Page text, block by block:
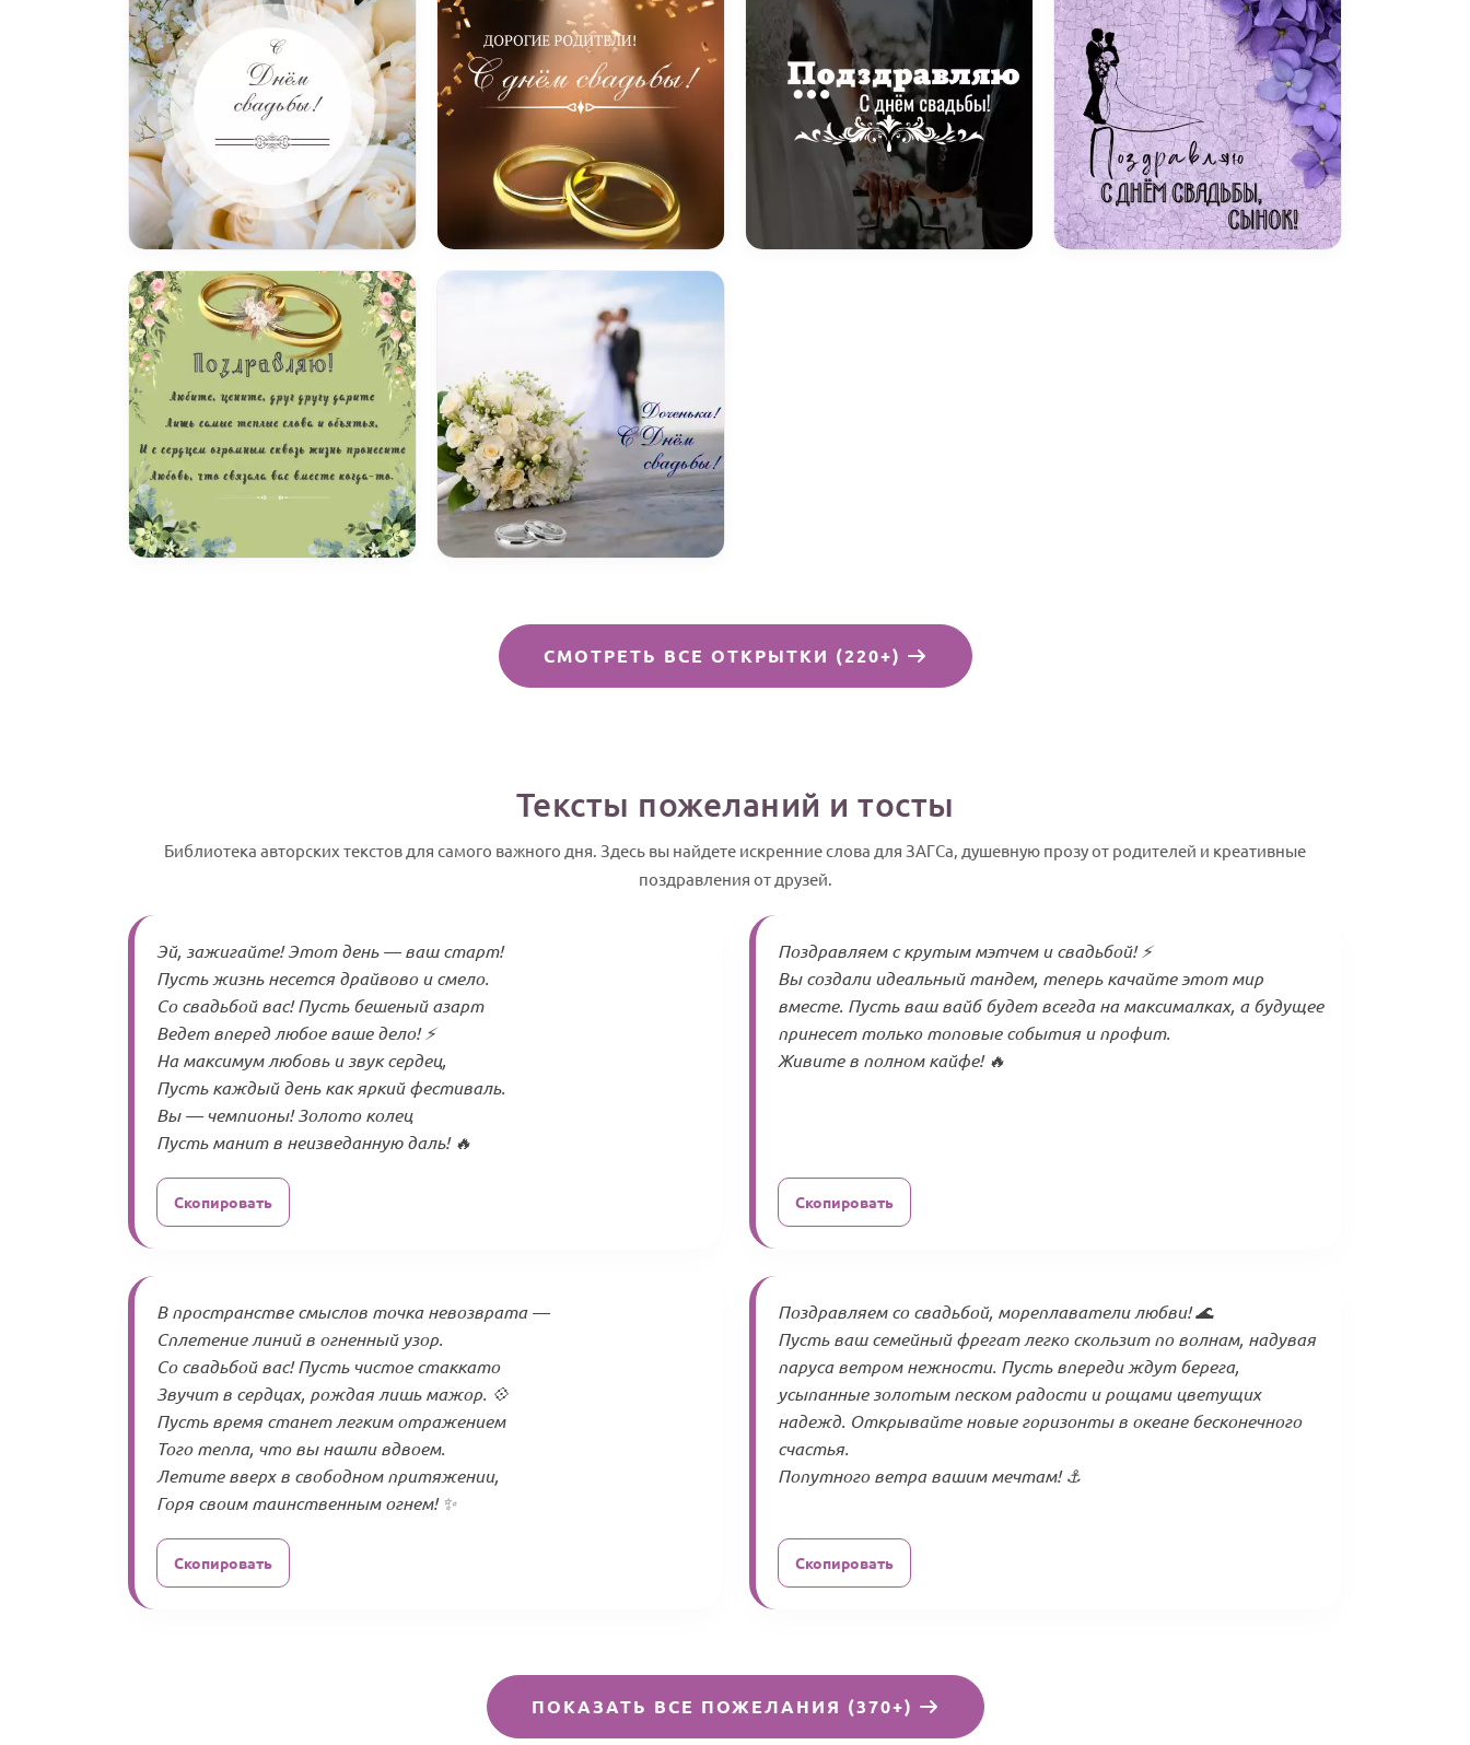
СМОТРЕТЬ ВСЕ ОТКРЫТКИ (220+)
Тексты пожеланий и тосты
Библиотека авторских текстов для самого важного дня. Здесь вы найдете искренние слова для ЗАГСа, душевную прозу от родителей и креативные
поздравления от друзей.
Эй, зажигайте! Этот день — ваш старт!
Пусть жизнь несется драйвово и смело.
Со свадьбой вас! Пусть бешеный азарт
Ведет вперед любое ваше дело! ⚡
На максимум любовь и звук сердец,
Пусть каждый день как яркий фестиваль.
Вы — чемпионы! Золото колец
Пусть манит в неизведанную даль! 🔥
Скопировать
Поздравляем с крутым мэтчем и свадьбой! ⚡️
Вы создали идеальный тандем, теперь качайте этот мир
вместе. Пусть ваш вайб будет всегда на максималках, а будущее
принесет только топовые события и профит.
Живите в полном кайфе! 🔥
Скопировать
В пространстве смыслов точка невозврата —
Сплетение линий в огненный узор.
Со свадьбой вас! Пусть чистое стаккато
Звучит в сердцах, рождая лишь мажор. 💠
Пусть время станет легким отражением
Того тепла, что вы нашли вдвоем.
Летите вверх в свободном притяжении,
Горя своим таинственным огнем! ✨
Скопировать
Поздравляем со свадьбой, мореплаватели любви! 🌊
Пусть ваш семейный фрегат легко скользит по волнам, надувая
паруса ветром нежности. Пусть впереди ждут берега,
усыпанные золотым песком радости и рощами цветущих
надежд. Открывайте новые горизонты в океане бесконечного
счастья.
Попутного ветра вашим мечтам! ⚓️
Скопировать
ПОКАЗАТЬ ВСЕ ПОЖЕЛАНИЯ (370+)